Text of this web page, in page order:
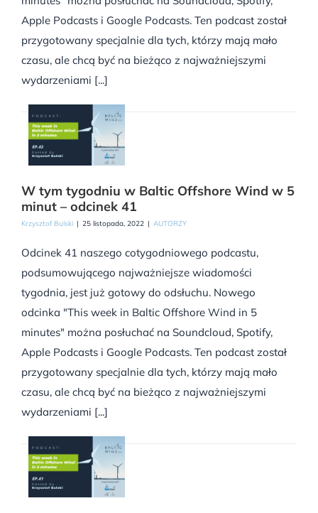
Apple Podcasts i Google Podcasts. Ten podcast został
przygotowany specjalnie dla tych, którzy mają mało
czasu, ale chcą być na bieżąco z najważniejszymi
wydarzeniami [...]
W tym tygodniu w Baltic Offshore Wind w 5
minut – odcinek 41
Krzysztof Bulski | 25 listopada, 2022 | AUTORZY
Odcinek 41 naszego cotygodniowego podcastu,
podsumowującego najważniejsze wiadomości
tygodnia, jest już gotowy do odsłuchu. Nowego
odcinka "This week in Baltic Offshore Wind in 5
minutes" można posłuchać na Soundcloud, Spotify,
Apple Podcasts i Google Podcasts. Ten podcast został
przygotowany specjalnie dla tych, którzy mają mało
czasu, ale chcą być na bieżąco z najważniejszymi
wydarzeniami [...]